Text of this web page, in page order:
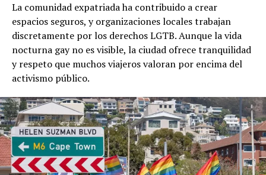
La comunidad expatriada ha contribuido a crear
espacios seguros, y organizaciones locales trabajan
discretamente por los derechos LGTB. Aunque la vida
nocturna gay no es visible, la ciudad ofrece tranquilidad
y respeto que muchos viajeros valoran por encima del
activismo público.